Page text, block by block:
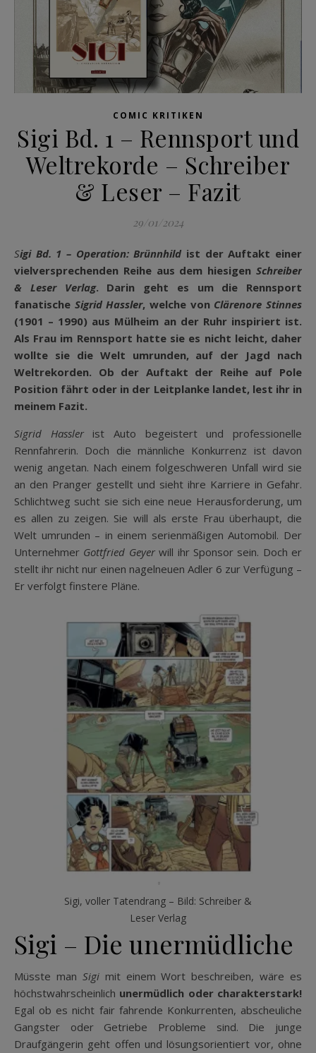
COMIC KRITIKEN
Sigi Bd. 1 – Rennsport und
Weltrekorde – Schreiber
& Leser – Fazit
29/01/2024
Sigi Bd. 1 – Operation: Brünnhild ist der Auftakt einer
vielversprechenden Reihe aus dem hiesigen Schreiber
& Leser Verlag. Darin geht es um die Rennsport
fanatische Sigrid Hassler, welche von Clärenore Stinnes
(1901 – 1990) aus Mülheim an der Ruhr inspiriert ist.
Als Frau im Rennsport hatte sie es nicht leicht, daher
wollte sie die Welt umrunden, auf der Jagd nach
Weltrekorden. Ob der Auftakt der Reihe auf Pole
Position fährt oder in der Leitplanke landet, lest ihr in
meinem Fazit.
Sigrid Hasslerist Auto begeistert und professionelle
Rennfahrerin. Doch die männliche Konkurrenz ist davon
wenig angetan. Nach einem folgeschweren Unfall wird sie
an den Pranger gestellt und sieht ihre Karriere in Gefahr.
Schlichtweg sucht sie sich eine neue Herausforderung, um
es allen zu zeigen. Sie will als erste Frau überhaupt, die
Welt umrunden – in einem serienmäßigen Automobil. Der
Unternehmer Gottfried Geyerwill ihr Sponsor sein. Doch er
stellt ihr nicht nur einen nagelneuen Adler 6 zur Verfügung –
Er verfolgt finstere Pläne.
Sigi, voller Tatendrang – Bild: Schreiber &
Leser Verlag
Sigi – Die unermüdliche
Müsste man Sigimit einem Wort beschreiben, wäre es
höchstwahrscheinlich unermüdlich oder charakterstark!
Egal ob es nicht fair fahrende Konkurrenten, abscheuliche
Gangster oder Getriebe Probleme sind. Die junge
Draufgängerin geht offen und lösungsorientiert vor, ohne